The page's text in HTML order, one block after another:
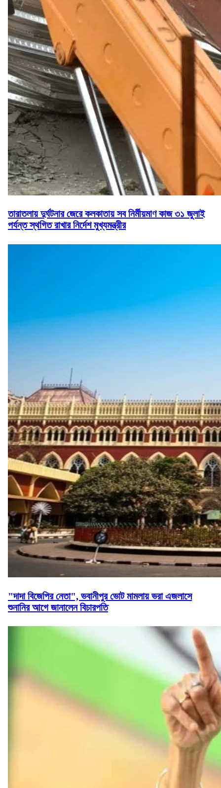
তারাতলায় দুর্ঘটনার জেরে কলকাতায় সব নির্মীয়মাণ কাজ ৩১ জুলাই
পর্যন্ত স্থগিত রাখার নির্দেশ মুখ্যমন্ত্রীর
"দাদা বিজেপির নেতা", ভবানীপুর ভোট মামলায় ভরা এজলাসে
শুনানির আগে জানালেন বিচারপতি